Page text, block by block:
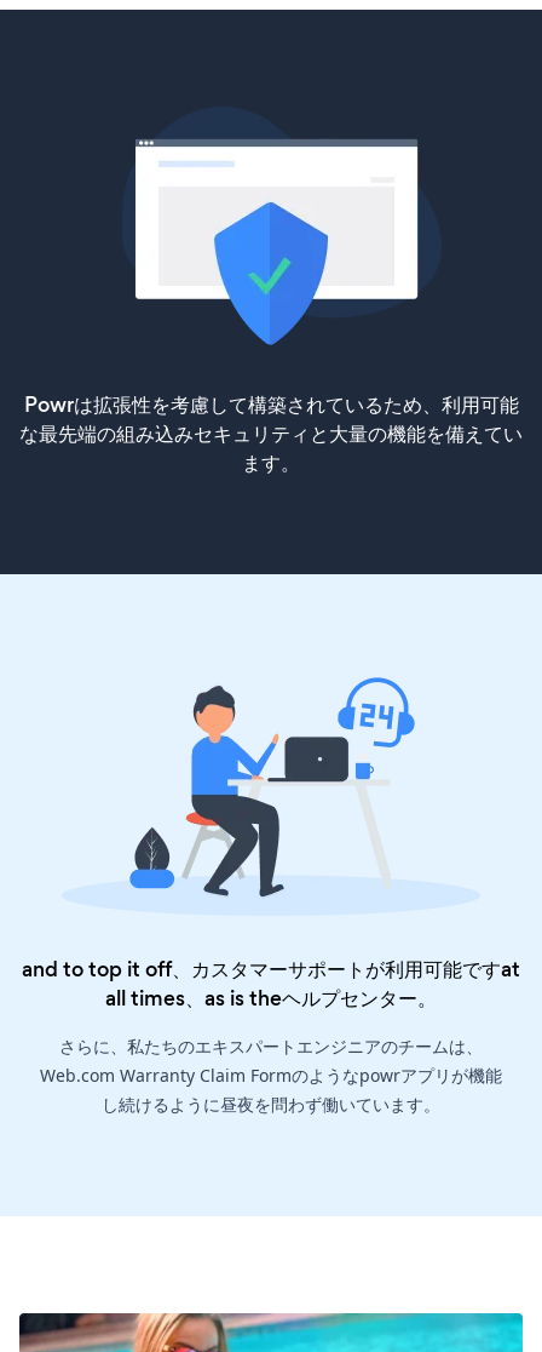
Powrは拡張性を考慮して構築されているため、利用可能
な最先端の組み込みセキュリティと大量の機能を備えてい
ます。
and to top it off、カスタマーサポートが利用可能ですat
all times、as is theヘルプセンター。
さらに、私たちのエキスパートエンジニアのチームは、
Web.com Warranty Claim Formのようなpowrアプリが機能
し続けるように昼夜を問わず働いています。